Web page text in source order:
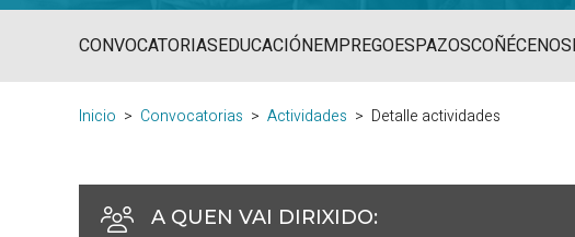
CONVOCATORIASEDUCACIÓNEMPREGOESPAZOSCOÑÉCENOS
Inicio Convocatorias Actividades Detalle actividades
A QUEN VAI DIRIXIDO: